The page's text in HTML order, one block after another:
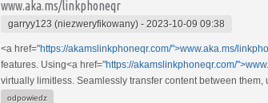
www.aka.ms/linkphoneqr
garryy123 (niezweryfikowany) - 2023-10-09 09:38
<a href="https://akamslinkphoneqr.com/">www.aka.ms/
features. Using<a href="https://akamslinkphoneqr.com/
virtually limitless. Seamlessly transfer content between
odpowiedz